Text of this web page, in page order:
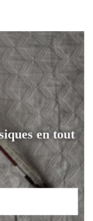
en tout